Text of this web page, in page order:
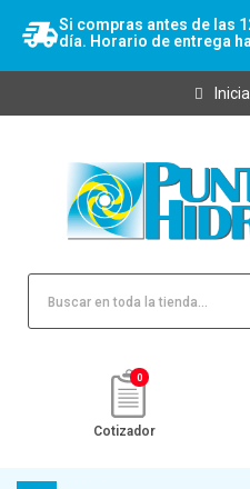
Si compras antes de las
día. Horario de entrega
0
Cotizador